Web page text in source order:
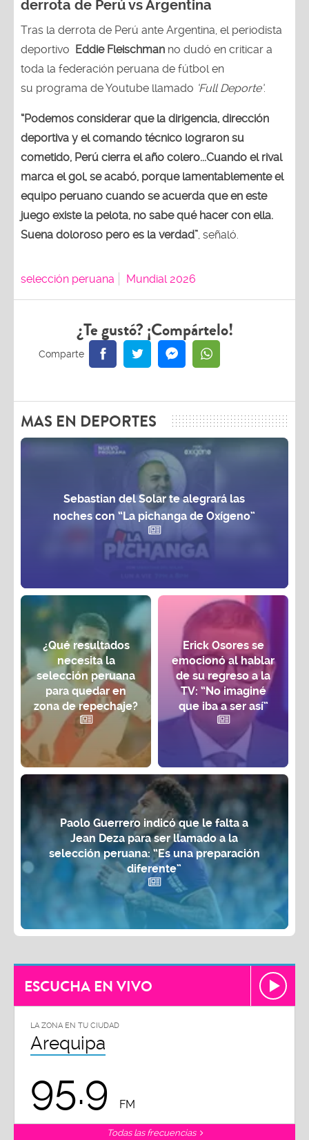
derrota de Perú vs Argentina
Tras la derrota de Perú ante Argentina, el periodista
deportivo Eddie Fleischman no dudó en criticar a
toda la federación peruana de fútbol en
su programa de Youtube llamado ‘Full Deporte’.
“Podemos considerar que la dirigencia, dirección
deportiva y el comando técnico lograron su
cometido, Perú cierra el año colero...Cuando el rival
marca el gol, se acabó, porque lamentablemente el
equipo peruano cuando se acuerda que en este
juego existe la pelota, no sabe qué hacer con ella.
Suena doloroso pero es la verdad”, señaló.
selección peruana Mundial 2026
¿Te gustó? ¡Compártelo!
MAS EN DEPORTES
Sebastian del Solar te alegrará las
noches con “La pichanga de Oxígeno”
¿Qué resultados
necesita la
selección peruana
para quedar en
zona de repechaje?
Erick Osores se
emocionó al hablar
de su regreso a la
TV: “No imaginé
que iba a ser así”
Paolo Guerrero indicó que le falta a
Jean Deza para ser llamado a la
selección peruana: “Es una preparación
diferente”
ESCUCHA EN VIVO
LA ZONA EN TU CIUDAD
Arequipa
95.9 FM
Todas las frecuencias